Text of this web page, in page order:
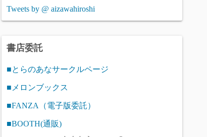
Tweets by @ aizawahiroshi
書店委託
■とらのあなサークルページ
■メロンブックス
■FANZA（電子版委託）
■BOOTH(通販)